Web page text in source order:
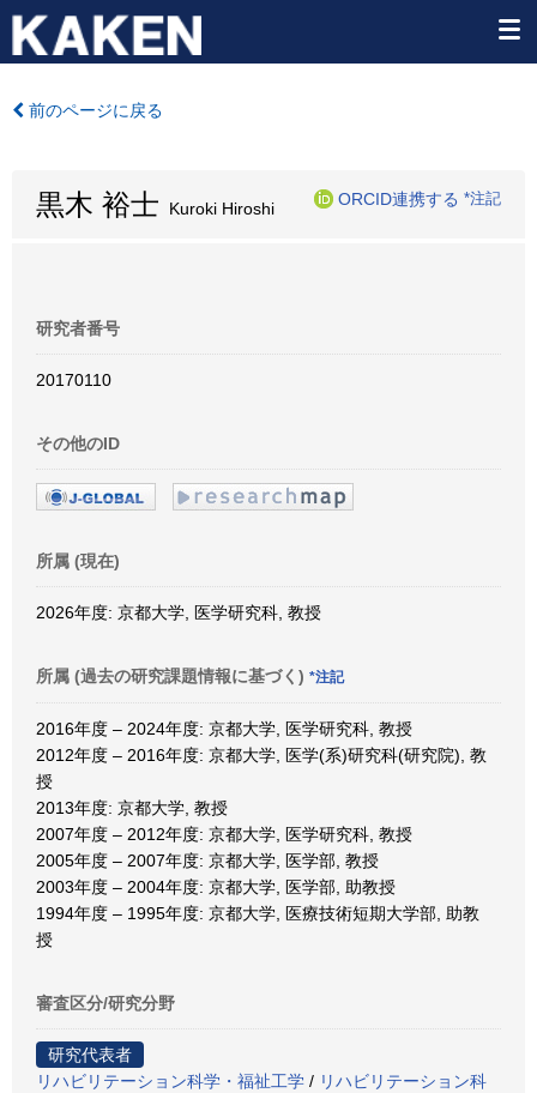
前のページに戻る
黒木 裕士 Kuroki Hiroshi
ORCID連携する *注記
研究者番号
20170110
その他のID
所属 (現在)
2026年度: 京都大学, 医学研究科, 教授
所属 (過去の研究課題情報に基づく) *注記
2016年度 – 2024年度: 京都大学, 医学研究科, 教授
2012年度 – 2016年度: 京都大学, 医学(系)研究科(研究院), 教
授
2013年度: 京都大学, 教授
2007年度 – 2012年度: 京都大学, 医学研究科, 教授
2005年度 – 2007年度: 京都大学, 医学部, 教授
2003年度 – 2004年度: 京都大学, 医学部, 助教授
1994年度 – 1995年度: 京都大学, 医療技術短期大学部, 助教
授
審査区分/研究分野
研究代表者
リハビリテーション科学・福祉工学 / リハビリテーション科